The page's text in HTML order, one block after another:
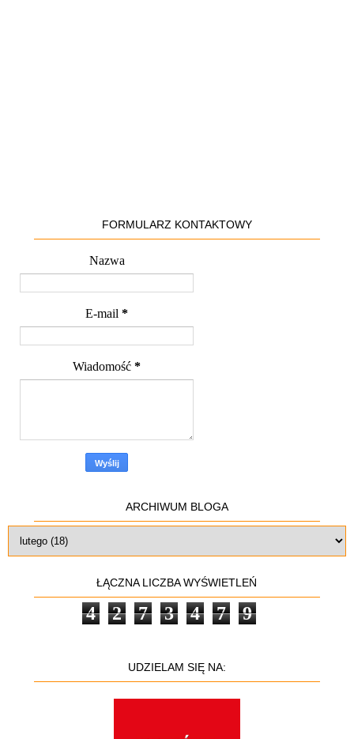
FORMULARZ KONTAKTOWY
Nazwa
E-mail *
Wiadomość *
ARCHIWUM BLOGA
ŁĄCZNA LICZBA WYŚWIETLEŃ
4 2 7 3 4 7 9
UDZIELAM SIĘ NA: